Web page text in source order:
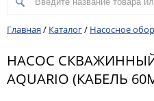
Главная / Каталог/ Насосное
НАСОС СКВАЖИННЫЙ
AQUARIO (КАБЕЛЬ